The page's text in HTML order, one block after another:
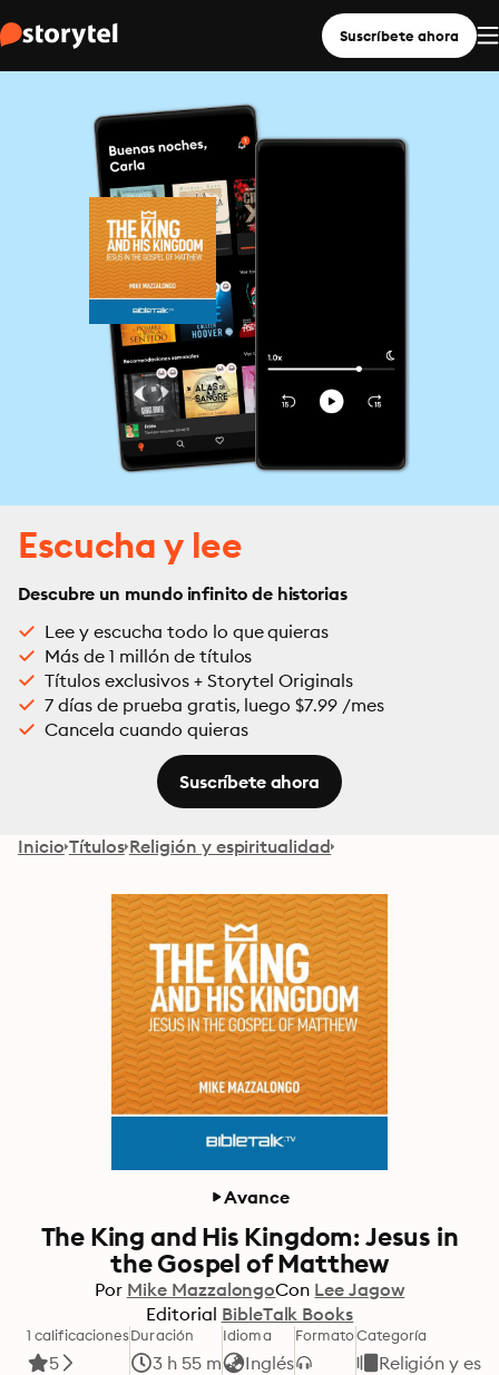
Suscríbete ahora
Escucha y lee
Descubre un mundo infinito de historias
Lee y escucha todo lo que quieras
Más de 1 millón de títulos
Títulos exclusivos + Storytel Originals
7 días de prueba gratis, luego $7.99 /mes
Cancela cuando quieras
Suscríbete ahora
Inicio Títulos Religión y espiritualidad
Avance
The King and His Kingdom: Jesus in
the Gospel of Matthew
Por Mike MazzalongoCon Lee Jagow
Editorial BibleTalk Books
1 calificaciones
5
Duración
3 h 55 m
Idioma
Inglés
FormatoCategoría
Religión y